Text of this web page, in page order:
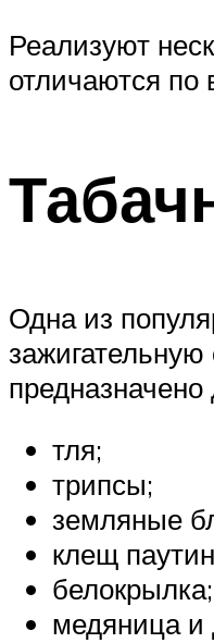
Реализуют
отличаются по
Одна из
тля;
трипсы;
земляные
клещ
белокрылка;
медяница и